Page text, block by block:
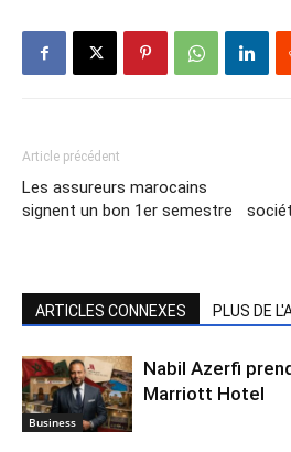
Article précédent
Les assureurs marocains
signent un bon 1er semestre
ARTICLES CONNEXES PLUS DE
Business
Nabil Azerfi
Marriott Hotel